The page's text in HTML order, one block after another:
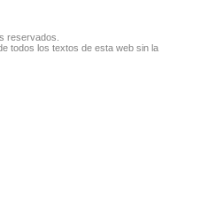
reservados.
todos los textos de esta web sin la